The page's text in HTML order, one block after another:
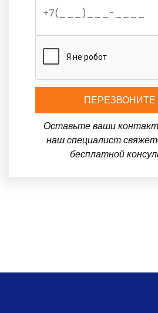
Оставьте ваши
наш специалист
бесплатной